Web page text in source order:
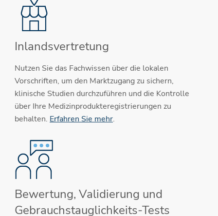
Inlandsvertretung
Nutzen Sie das Fachwissen über die lokalen
Vorschriften, um den Marktzugang zu sichern,
klinische Studien durchzuführen und die Kontrolle
über Ihre Medizinprodukteregistrierungen zu
behalten. Erfahren Sie mehr.
Bewertung, Validierung und
Gebrauchstauglichkeits-Tests